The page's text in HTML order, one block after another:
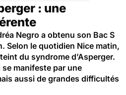
: une
Negro a obtenu son Bac S
Selon le quotidien Nice matin,
du syndrome d’Asperger.
se manifeste par une
aussi de grandes difficultés